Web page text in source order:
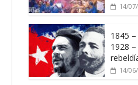
14/
1845
1928
14/